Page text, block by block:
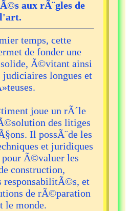
aux rÃ¨gles de
l'art.
temps, cette
de fonder une
Ã©vitant ainsi
longues et
joue un rÃ´le
des litiges
Il possÃ¨de les
et juridiques
Ã©valuer les
construction,
et
de rÃ©paration
le monde.